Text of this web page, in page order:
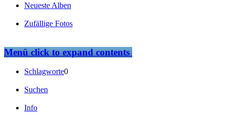
Neueste Alben
Zufällige Fotos
Menüclick to expand contents
Schlagworte0
Suchen
Info